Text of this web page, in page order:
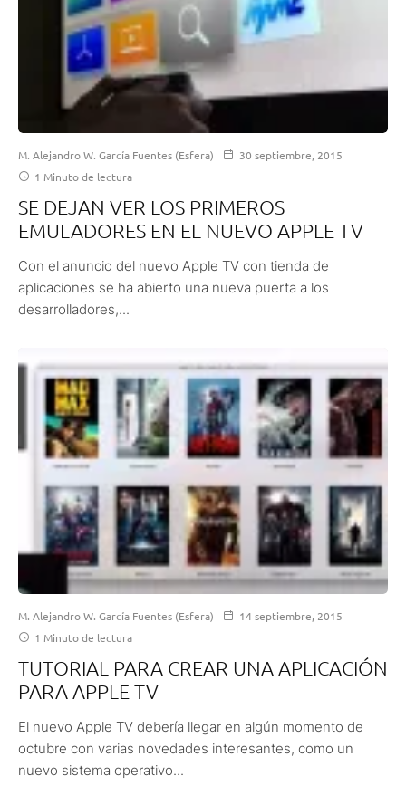
M. Alejandro W. García Fuentes (Esfera)
30 septiembre, 2015
1 Minuto de lectura
SE DEJAN VER LOS PRIMEROS
EMULADORES EN EL NUEVO APPLE TV
Con el anuncio del nuevo Apple TV con tienda de
aplicaciones se ha abierto una nueva puerta a los
desarrolladores,...
M. Alejandro W. García Fuentes (Esfera)
14 septiembre, 2015
1 Minuto de lectura
TUTORIAL PARA CREAR UNA APLICACIÓN
PARA APPLE TV
El nuevo Apple TV debería llegar en algún momento de
octubre con varias novedades interesantes, como un
nuevo sistema operativo...